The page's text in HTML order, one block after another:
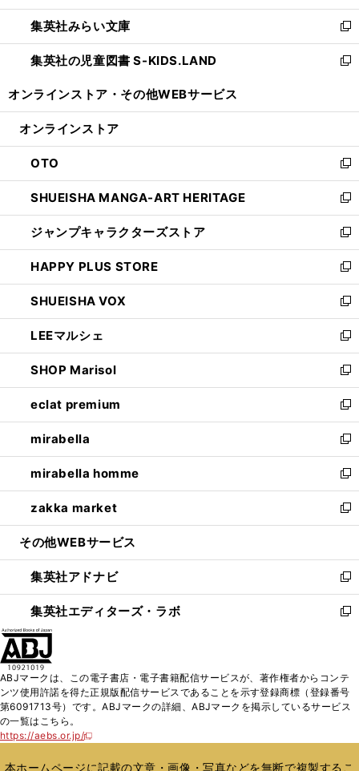
開
く
ウ
で
開
く
ン
ド
ウ
で
ウ
ィ
ン
ド
開
集英社みらい文庫
新
し
い
ン
ウ
で
開
く
集英社の児童図書 S-KIDS.LAND
新
ウ
ン
ド
ウ
で
開
く
オンラインストア・ その他WEBサービス
オンラインストア
OTO
新
し
い
ウ
ィ
ン
ド
ウ
で
開
く
SHUEISHA MANGA-ART HERITAGE
新
し
い
ウ
ィ
ン
ド
ウ
で
開
く
ジャンプキャラクターズストア
新
し
い
ウ
ィ
ン
ド
ウ
で
開
く
HAPPY PLUS STORE
新
し
い
ウ
ィ
ン
ド
ウ
で
開
く
SHUEISHA VOX
新
し
い
ウ
ィ
ン
ド
ウ
で
開
く
LEEマルシェ
新
し
い
ウ
ィ
ン
ド
ウ
で
開
く
SHOP Marisol
新
し
い
ウ
ィ
ン
ド
ウ
で
開
eclat premium
新
し
い
ウ
ィ
ン
ド
ウ
開
く
mirabella
新
し
い
ウ
ィ
ン
ウ
で
開
く
mirabella homme
新
し
い
ウ
ン
ド
ウ
で
zakka market
新
し
ウ
ィ
ン
ド
く
その他WEBサービス
集英社アドナビ
新
し
い
ド
ウ
で
集英社エディターズ・ラボ
新
ィ
ン
ド
開
ABJマークは、この電子書店・電子書籍配信サービスが、著作権者からコンテ
ンツ使用許諾を得た正規版配信サービスであることを示す登録商標（登録番号
第6091713号）です。ABJマークの詳細、ABJマークを掲示しているサービス
の一覧はこちら。
https://aebs.or.jp/
新
い
本ホームページに記載の文章・画像・写真などを無断で複製するこ